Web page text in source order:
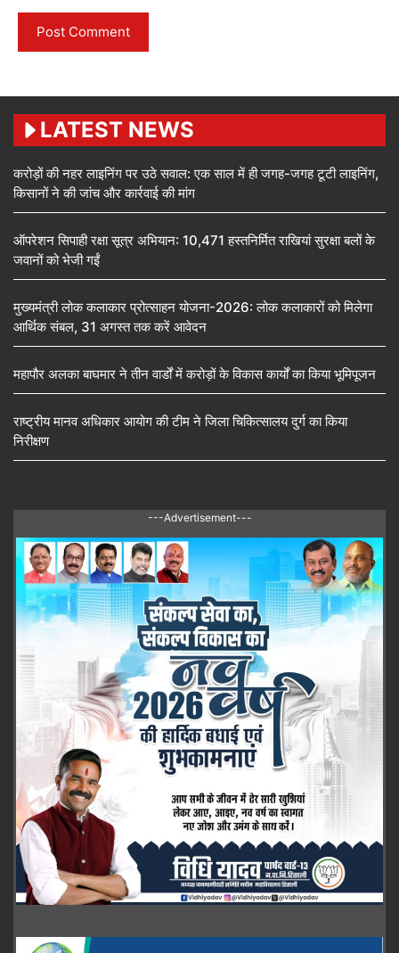
LATEST NEWS
करोड़ों की नहर लाइनिंग पर उठे सवाल: एक साल में ही जगह-जगह टूटी लाइनिंग,
किसानों ने की जांच और कार्रवाई की मांग
ऑपरेशन सिपाही रक्षा सूत्र अभियान: 10,471 हस्तनिर्मित राखियां सुरक्षा बलों के
जवानों को भेजी गईं
मुख्यमंत्री लोक कलाकार प्रोत्साहन योजना-2026: लोक कलाकारों को मिलेगा
आर्थिक संबल, 31 अगस्त तक करें आवेदन
महापौर अलका बाघमार ने तीन वार्डों में करोड़ों के विकास कार्यों का किया भूमिपूजन
राष्ट्रीय मानव अधिकार आयोग की टीम ने जिला चिकित्सालय दुर्ग का किया
निरीक्षण
---Advertisement---